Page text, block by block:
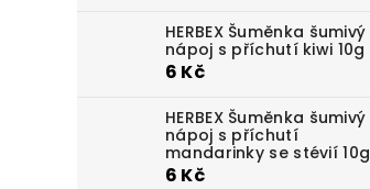
HERBEX Šuměnka šumivý
nápoj s příchutí kiwi 10g
6 Kč
HERBEX Šuměnka šumivý
nápoj s příchutí
mandarinky se stévií 10g
6 Kč